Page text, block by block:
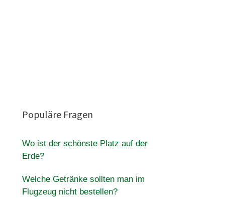
Populäre Fragen
Wo ist der schönste Platz auf der
Erde?
Welche Getränke sollten man im
Flugzeug nicht bestellen?